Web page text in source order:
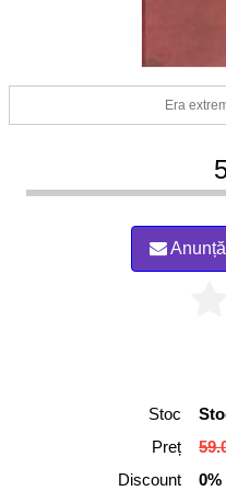
Era
Stoc
Preț
Discount
0%